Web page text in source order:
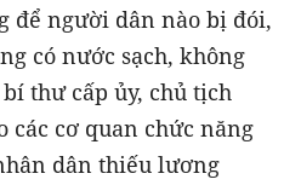
để người dân nào bị đói,
có nước sạch, không
thư cấp ủy, chủ tịch
các cơ quan chức năng
dân thiếu lương